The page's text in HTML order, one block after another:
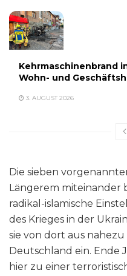
Kehrmaschinenbrand
Wohn- und
3. AUGUST 2026
Die sieben
Längerem miteinander
radikal-islamische
des Krieges in der
sie von dort aus
Deutschland ein. Ende
hier zu einer